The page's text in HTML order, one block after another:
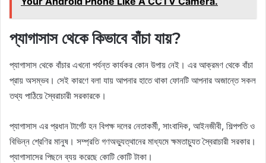
প্যাগাসাস থেকে কিভাবে বাঁচা যায়?
প্যাগাসাস থেকে বাঁচার এখনো পর্যন্ত কার্যকর কোন উপায় নেই। এর আক্রমণ থেকে বাঁচা
প্রায় অসম্ভব। সেই কারণে বলা যায় আপনার হাতে থাকা ফোনটি আপনার অজান্তে সকল
তথ্য পাঠিয়ে স্বৈরাচারী সরকারকে।
প্যাগাসাস এর প্রধান টার্গেট হন বিপক্ষ দলের নেতাকর্মী, সাংবাদিক, আইনজীবী, শিল্পপতি ও
বিভিন্ন শ্রেণির মানুষ। সম্প্রতি গণঅভ্যুত্থানের মাধ্যমে ক্ষমতাচ্যুত স্বৈরাচারী সরকার।
প্যাগাসাসের পিছনে ব্যয় করেছে কোটি কোটি টাকা।